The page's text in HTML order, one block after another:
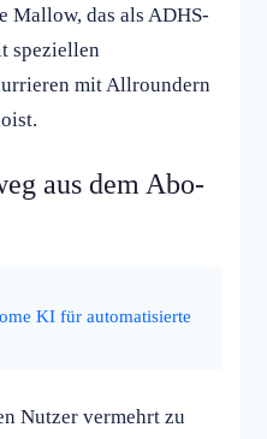
Mallow, das als ADHS-
speziellen
mit Allroundern
aus dem Abo-
KI für automatisierte
Nutzer vermehrt zu